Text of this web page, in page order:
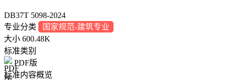
DB37T 5098-2024
专业分类
国家规范-建筑专业
大小 600.48K
标准类别
PDF版
标准内容概览